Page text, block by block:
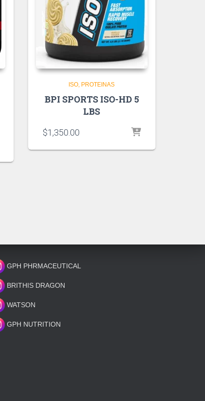
ISO PROTEINAS
BPI SPORTS ISO-HD 5
LBS
$1,350.00
GPH PHRMACEUTICAL
BRITHIS DRAGON
WATSON
GPH NUTRITION